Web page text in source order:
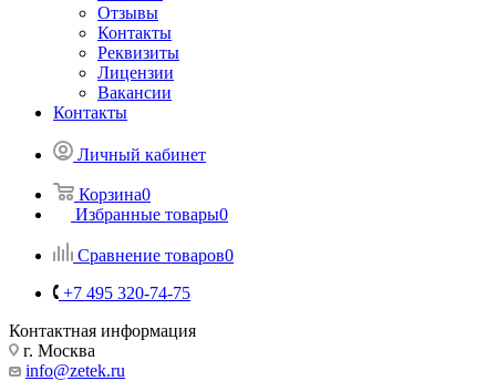
Отзывы
Контакты
Реквизиты
Лицензии
Вакансии
Контакты
Личный кабинет
Корзина0
Избранные товары0
Сравнение товаров0
+7 495 320-74-75
Контактная информация
г. Москва
info@zetek.ru